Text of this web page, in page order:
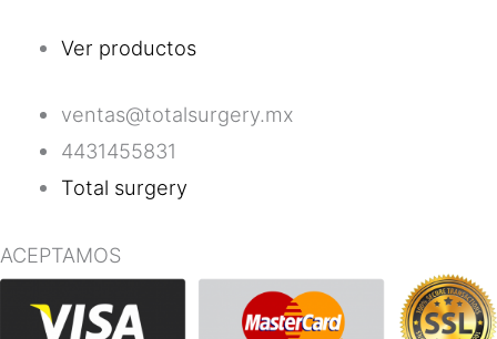
Ver productos
ventas@totalsurgery.mx
4431455831
Total surgery
ACEPTAMOS